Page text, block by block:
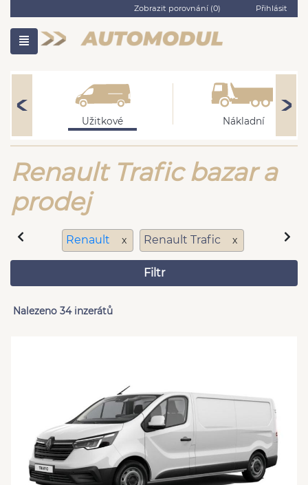
Zobrazit porovnání (0) Přihlásit
Užitkové Nákladní
Renault Trafic bazar a
prodej
Renault x Renault Trafic x
Filtr
Nalezeno 34 inzerátů